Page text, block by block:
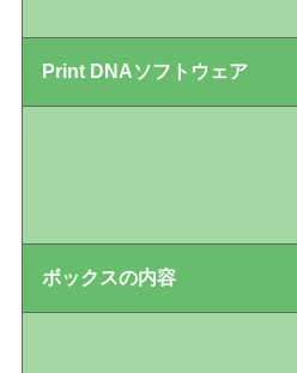
Print DNAソフトウェア
ボックスの内容